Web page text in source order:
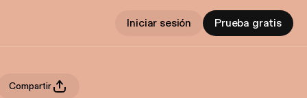
Iniciar sesión Prueba gratis
Compartir